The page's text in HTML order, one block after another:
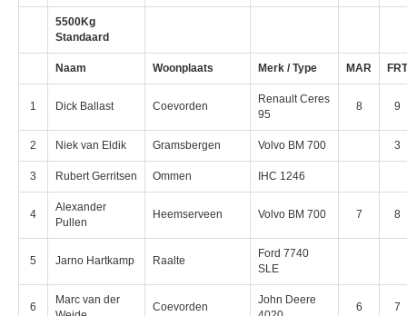
5500Kg
Standaard
Naam Woonplaats Merk / Type MAR FRT
1 Dick Ballast Coevorden
Renault Ceres
95
8 9
2 Niek van Eldik Gramsbergen Volvo BM 700 3
3 Rubert Gerritsen Ommen IHC 1246
4
Alexander
Pullen
Heemserveen Volvo BM 700 7 8
5 Jarno Hartkamp Raalte
Ford 7740
SLE
6
Marc van der
Coevorden
John Deere
6 7